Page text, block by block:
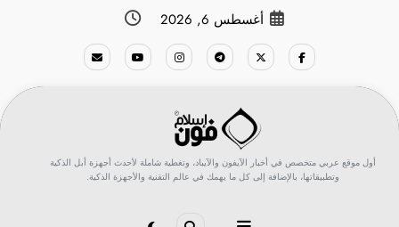
أغسطس 6, 2026
أول موقع عربي متخصص في أخبار الآيفون والآيباد، وتغطية شاملة لأحدث أجهزة أبل الذكية
وتطبيقاتها، بالإضافة إلى كل ما يهمك في عالم التقنية والأجهزة الذكية.